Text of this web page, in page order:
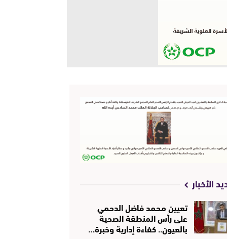
الأخبار
تعيين محمد فاضل الدحمي
على رأس المنطقة الصحية
بالعيون.. كفاءة إدارية وخبرة…